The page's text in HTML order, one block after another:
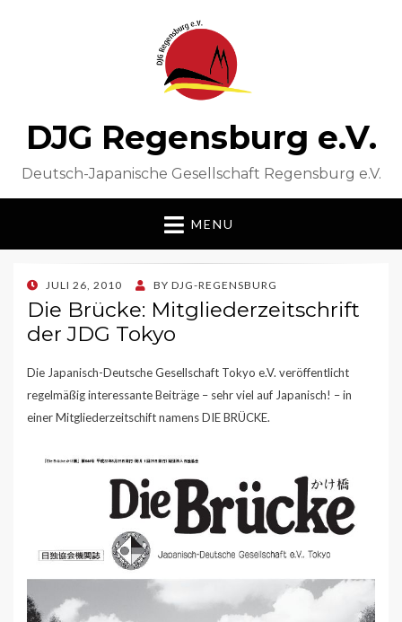
DJG Regensburg e.V.
Deutsch-Japanische Gesellschaft Regensburg e.V.
MENU
POSTED
ON
JULI 26, 2010 BY DJG-REGENSBURG
Die Brücke: Mitgliederzeitschrift
der JDG Tokyo
Die Japanisch-Deutsche Gesellschaft Tokyo e.V. veröffentlicht
regelmäßig interessante Beiträge – sehr viel auf Japanisch! – in
einer Mitgliederzeitschift namens DIE BRÜCKE.